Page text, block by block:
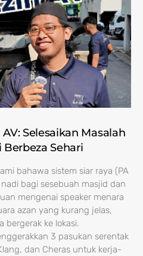
Selesaikan Masalah
Berbeza Sehari
bahawa sistem siar raya (PA
bagi sesebuah masjid dan
mengenai speaker menara
azan yang kurang jelas,
bergerak ke lokasi.
3 pasukan serentak
dan Cheras untuk kerja-